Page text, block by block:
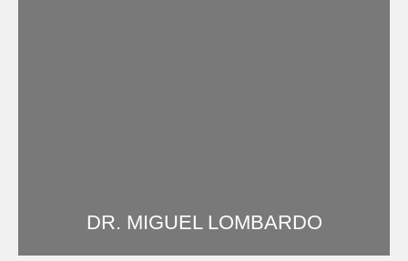
DR. MIGUEL LOMBARDO